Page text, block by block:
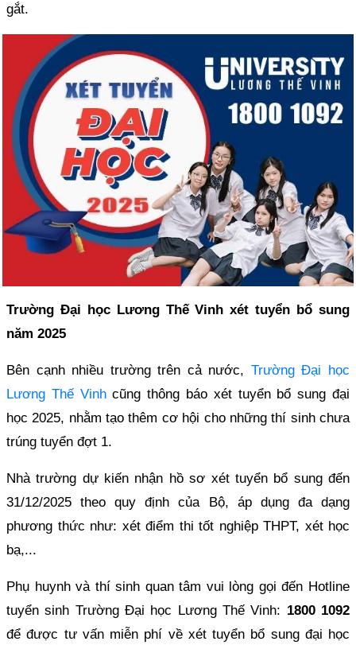
gắt.
Trường Đại học Lương Thế Vinh xét tuyển bổ sung
năm 2025
Bên cạnh nhiều trường trên cả nước, Trường Đại học
Lương Thế Vinhcũng thông báo xét tuyển bổ sung đại
học 2025, nhằm tạo thêm cơ hội cho những thí sinh chưa
trúng tuyển đợt 1.
Nhà trường dự kiến nhận hồ sơ xét tuyển bổ sung đến
31/12/2025 theo quy định của Bộ, áp dụng đa dạng
phương thức như: xét điểm thi tốt nghiệp THPT, xét học
bạ,...
Phụ huynh và thí sinh quan tâm vui lòng gọi đến Hotline
tuyển sinh Trường Đại học Lương Thế Vinh: 1800 1092
để được tư vấn miễn phí về xét tuyển bổ sung đại học